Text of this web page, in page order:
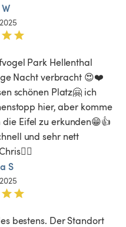
Park Hellenthal
Nacht verbracht 😍❤️
schönen Platz🤗 ich
hier, aber komme
Eifel zu erkunden😁👍
und sehr nett
S
bestens. Der Standort